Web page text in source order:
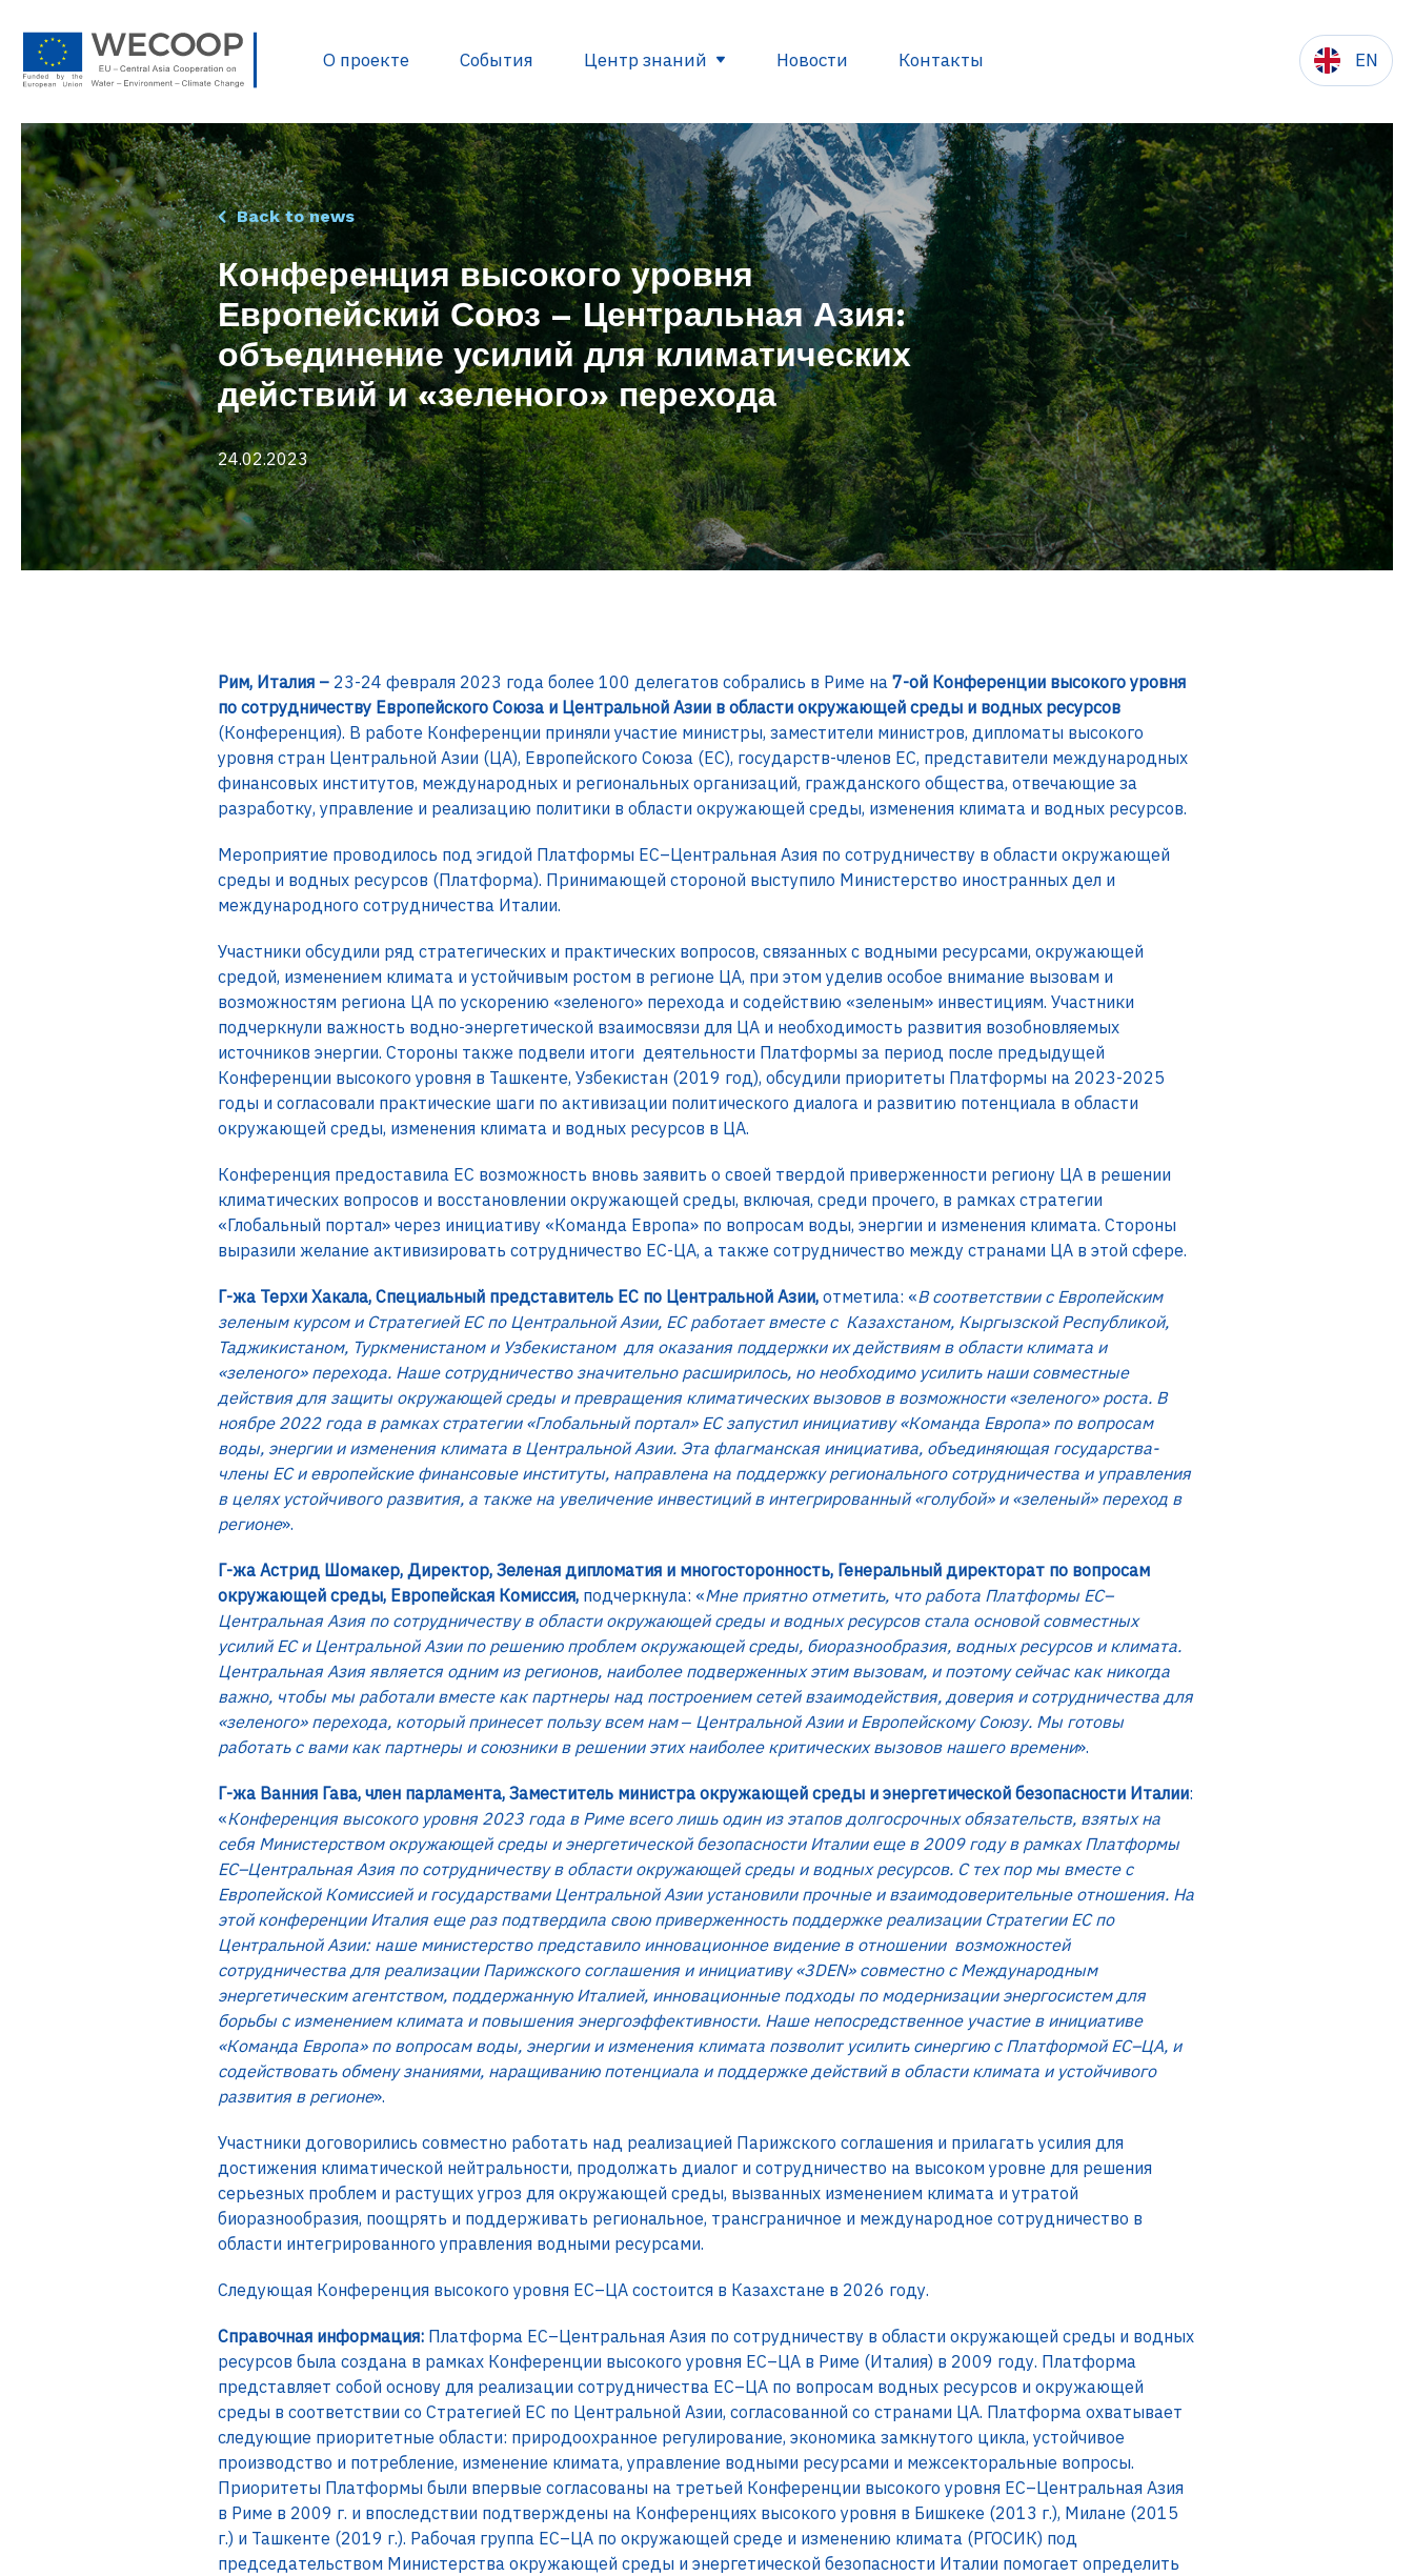
О проекте События Центр знаний
Политика и нормативные документы ЕС
Разработка проектов
Источники финансирования
База данных проектов
Полезные документы
Библиотека WECOOP
Глоссарий
Полезные ссылки
Новости Контакты EN
Back to news
Конференция высокого уровня
Европейский Союз – Центральная Азия:
объединение усилий для климатических
действий и «зеленого» перехода
24.02.2023
Рим, Италия – 23-24 февраля 2023 года более 100 делегатов собрались в Риме на 7-ой Конференции высокого уровня
по сотрудничеству Европейского Союза и Центральной Азии в области окружающей среды и водных ресурсов
(Конференция). В работе Конференции приняли участие министры, заместители министров, дипломаты высокого
уровня стран Центральной Азии (ЦА), Европейского Cоюза (ЕС), государств-членов ЕС, представители международных
финансовых институтов, международных и региональных организаций, гражданского общества, отвечающие за
разработку, управление и реализацию политики в области окружающей среды, изменения климата и водных ресурсов.
Мероприятие проводилось под эгидой Платформы ЕС–Центральная Азия по сотрудничеству в области окружающей
среды и водных ресурсов (Платформа). Принимающей стороной выступило Министерство иностранных дел и
международного сотрудничества Италии.
Участники обсудили ряд стратегических и практических вопросов, связанных с водными ресурсами, окружающей
средой, изменением климата и устойчивым ростом в регионе ЦА, при этом уделив особое внимание вызовам и
возможностям региона ЦА по ускорению «зеленого» перехода и содействию «зеленым» инвестициям. Участники
подчеркнули важность водно-энергетической взаимосвязи для ЦА и необходимость развития возобновляемых
источников энергии. Стороны также подвели итоги деятельности Платформы за период после предыдущей
Конференции высокого уровня в Ташкенте, Узбекистан (2019 год), обсудили приоритеты Платформы на 2023-2025
годы и согласовали практические шаги по активизации политического диалога и развитию потенциала в области
окружающей среды, изменения климата и водных ресурсов в ЦА.
Конференция предоставила ЕС возможность вновь заявить о своей твердой приверженности региону ЦА в решении
климатических вопросов и восстановлении окружающей среды, включая, среди прочего, в рамках стратегии
«Глобальный портал» через инициативу «Команда Европа» по вопросам воды, энергии и изменения климата. Стороны
выразили желание активизировать сотрудничество ЕС-ЦА, а также сотрудничество между странами ЦА в этой сфере.
Г-жа Терхи Хакала, Специальный представитель ЕС по Центральной Азии, отметила: «В соответствии с Европейским
зеленым курсом и Стратегией ЕС по Центральной Азии, ЕС работает вместе с Казахстаном, Кыргызской Республикой,
Таджикистаном, Туркменистаном и Узбекистаном для оказания поддержки их действиям в области климата и
«зеленого» перехода. Наше сотрудничество значительно расширилось, но необходимо усилить наши совместные
действия для защиты окружающей среды и превращения климатических вызовов в возможности «зеленого» роста. В
ноябре 2022 года в рамках стратегии «Глобальный портал» ЕС запустил инициативу «Команда Европа» по вопросам
воды, энергии и изменения климата в Центральной Азии. Эта флагманская инициатива, объединяющая государства-
члены ЕС и европейские финансовые институты, направлена на поддержку регионального сотрудничества и управления
в целях устойчивого развития, а также на увеличение инвестиций в интегрированный «голубой» и «зеленый» переход в
регионе».
Г-жа Астрид Шомакер, Директор, Зеленая дипломатия и многосторонность, Генеральный директорат по вопросам
окружающей среды, Европейская Комиссия, подчеркнула: «Мне приятно отметить, что работа Платформы ЕС–
Центральная Азия по сотрудничеству в области окружающей среды и водных ресурсов стала основой совместных
усилий ЕС и Центральной Азии по решению проблем окружающей среды, биоразнообразия, водных ресурсов и климата.
Центральная Азия является одним из регионов, наиболее подверженных этим вызовам, и поэтому сейчас как никогда
важно, чтобы мы работали вместе как партнеры над построением сетей взаимодействия, доверия и сотрудничества для
«зеленого» перехода, который принесет пользу всем нам ‒ Центральной Азии и Европейскому Союзу. Мы готовы
работать с вами как партнеры и союзники в решении этих наиболее критических вызовов нашего времени».
Г-жа Ванния Гава, член парламента, Заместитель министра окружающей среды и энергетической безопасности Италии:
«Конференция высокого уровня 2023 года в Риме всего лишь один из этапов долгосрочных обязательств, взятых на
себя Министерством окружающей среды и энергетической безопасности Италии еще в 2009 году в рамках Платформы
ЕС–Центральная Азия по сотрудничеству в области окружающей среды и водных ресурсов. С тех пор мы вместе с
Европейской Комиссией и государствами Центральной Азии установили прочные и взаимодоверительные отношения. На
этой конференции Италия еще раз подтвердила свою приверженность поддержке реализации Стратегии ЕС по
Центральной Азии: наше министерство представило инновационное видение в отношении возможностей
сотрудничества для реализации Парижского соглашения и инициативу «3DEN» совместно с Международным
энергетическим агентством, поддержанную Италией, инновационные подходы по модернизации энергосистем для
борьбы с изменением климата и повышения энергоэффективности. Наше непосредственное участие в инициативе
«Команда Европа» по вопросам воды, энергии и изменения климата позволит усилить синергию с Платформой ЕС–ЦА, и
содействовать обмену знаниями, наращиванию потенциала и поддержке действий в области климата и устойчивого
развития в регионе».
Участники договорились совместно работать над реализацией Парижского соглашения и прилагать усилия для
достижения климатической нейтральности, продолжать диалог и сотрудничество на высоком уровне для решения
серьезных проблем и растущих угроз для окружающей среды, вызванных изменением климата и утратой
биоразнообразия, поощрять и поддерживать региональное, трансграничное и международное сотрудничество в
области интегрированного управления водными ресурсами.
Следующая Конференция высокого уровня ЕС–ЦА состоится в Казахстане в 2026 году.
Справочная информация: Платформа ЕС–Центральная Азия по сотрудничеству в области окружающей среды и водных
ресурсов была создана в рамках Конференции высокого уровня ЕС–ЦА в Риме (Италия) в 2009 году. Платформа
представляет собой основу для реализации сотрудничества ЕС–ЦА по вопросам водных ресурсов и окружающей
среды в соответствии со Стратегией ЕС по Центральной Азии, согласованной со странами ЦА. Платформа охватывает
следующие приоритетные области: природоохранное регулирование, экономика замкнутого цикла, устойчивое
производство и потребление, изменение климата, управление водными ресурсами и межсекторальные вопросы.
Приоритеты Платформы были впервые согласованы на третьей Конференции высокого уровня ЕС–Центральная Азия
в Риме в 2009 г. и впоследствии подтверждены на Конференциях высокого уровня в Бишкеке (2013 г.), Милане (2015
г.) и Ташкенте (2019 г.). Рабочая группа ЕС–ЦА по окружающей среде и изменению климата (РГОСИК) под
председательством Министерства окружающей среды и энергетической безопасности Италии помогает определить